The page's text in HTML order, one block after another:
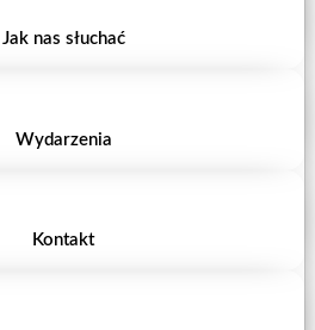
Jak nas słuchać
Wydarzenia
Kontakt